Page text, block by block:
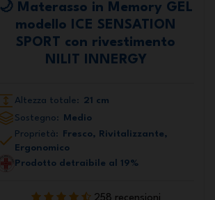
🌙 Materasso in Memory GEL
modello ICE SENSATION
SPORT con rivestimento
NILIT INNERGY
Altezza totale: 21 cm
Sostegno:
Medio
Proprietà: Fresco, Rivitalizzante,
Ergonomico
Prodotto detraibile al 19%